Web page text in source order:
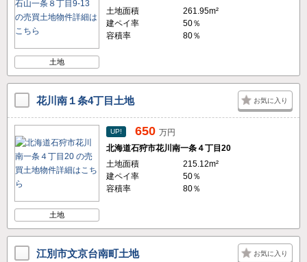
土地
土地面積
261.95m²
建ペイ率
50％
容積率
80％
花川南１条4丁目土地 お気に入り
土地
UP! 650 万円
北海道石狩市花川南一条４丁目20
土地面積
215.12m²
建ペイ率
50％
容積率
80％
江別市文京台南町土地 お気に入り